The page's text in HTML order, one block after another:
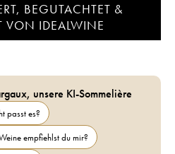
BEGUTACHTET &
VON IDEALWINE
unsere KI-Sommelière
passt es?
empfiehlst du mir?